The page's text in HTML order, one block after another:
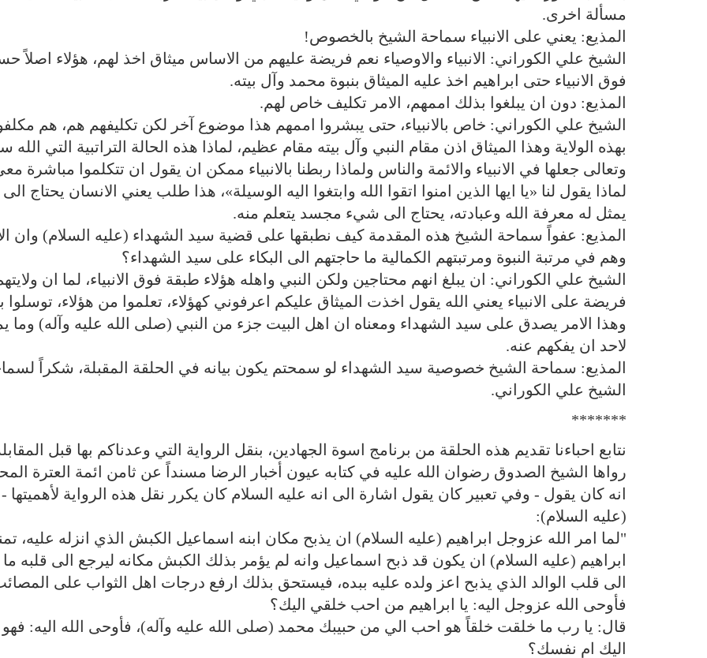
مسألة اخرى.
المذيع: يعني على الانبياء سماحة الشيخ بالخصوص!
الشيخ علي الكوراني: الانبياء والاوصياء نعم فريضة عليهم من الاساس ميثاق اخذ لهم، هؤلاء اصلاً
فوق الانبياء حتى ابراهيم اخذ عليه الميثاق بنبوة محمد وآل بيته.
المذيع: دون ان يبلغوا بذلك اممهم، الامر تكليف خاص لهم.
الشيخ علي الكوراني: خاص بالانبياء، حتى يبشروا اممهم هذا موضوع آخر لكن تكليفهم هم، هم
بهذه الولاية وهذا الميثاق اذن مقام النبي وآل بيته مقام عظيم، لماذا هذه الحالة التراتبية التي الله
وتعالى جعلها في الانبياء والائمة والناس ولماذا ربطنا بالانبياء ممكن ان يقول ان تتكلموا مباشرة
لماذا يقول لنا «يا ايها الذين امنوا اتقوا الله وابتغوا اليه الوسيلة»، هذا طلب يعني الانسان يحتاج
يمثل له معرفة الله وعبادته، يحتاج الى شيء مجسد يتعلم منه.
المذيع: عفواً سماحة الشيخ هذه المقدمة كيف نطبقها على قضية سيد الشهداء (عليه السلام) وان
وهم في مرتبة النبوة ومرتبتهم الكمالية ما حاجتهم الى البكاء على سيد الشهداء؟
الشيخ علي الكوراني: ان يبلغ انهم محتاجين ولكن النبي واهله هؤلاء طبقة فوق الانبياء، لما ان
فريضة على الانبياء يعني الله يقول اخذت الميثاق عليكم اعرفوني كهؤلاء، تعلموا من هؤلاء، توسلوا
وهذا الامر يصدق على سيد الشهداء ومعناه ان اهل البيت جزء من النبي (صلى الله عليه وآله) وما
لاحد ان يفكهم عنه.
المذيع: سماحة الشيخ خصوصية سيد الشهداء لو سمحتم يكون بيانه في الحلقة المقبلة، شكراً
الشيخ علي الكوراني.
*******
نتابع احباءنا تقديم هذه الحلقة من برنامج اسوة‌ الجهادين، بنقل الرواية التي وعدناكم بها قبل
رواها الشيخ الصدوق رضوان الله عليه في كتابه عيون أخبار الرضا مسنداً عن ثامن ائمة‌ العترة
انه كان يقول - وفي تعبير كان يقول اشارة الى انه عليه السلام كان يكرر نقل هذه الرواية لأهميتها
(عليه السلام):
"لما امر الله عزوجل ابراهيم (عليه السلام) ان يذبح مكان ابنه اسماعيل الكبش الذي انزله عليه،
ابراهيم (عليه السلام) ان يكون قد ذبح اسماعيل وانه لم يؤمر بذلك الكبش مكانه ليرجع الى قلبه
الى قلب الوالد الذي يذبح اعز ولده عليه ببده، فيستحق بذلك ارفع درجات اهل الثواب على
فأوحى الله عزوجل اليه: يا ابراهيم من احب خلقي اليك؟
قال: يا رب ما خلقت خلقاً هو احب الي من حبيبك محمد (صلى الله عليه وآله)، فأوحى الله اليه:
اليك ام نفسك؟